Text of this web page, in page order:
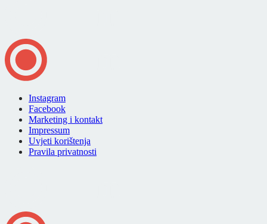
Instagram
Facebook
Marketing i kontakt
Impressum
Uvjeti korištenja
Pravila privatnosti